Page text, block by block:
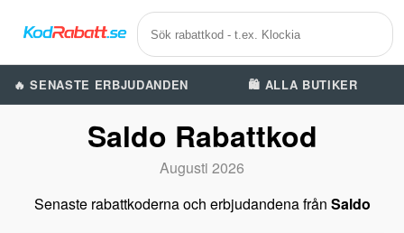
🔥 SENASTE ERBJUDANDEN 🛍️ ALLA BUTIKER
Saldo Rabattkod
Augusti 2026
Senaste rabattkoderna och erbjudandena från Saldo